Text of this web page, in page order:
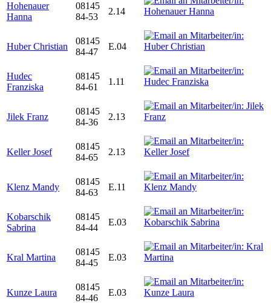
Hohenauer
Hanna
08145
84-53
2.14
Huber Christian
08145
84-47
E.04
Hudec
Franziska
08145
84-61
1.11
Jilek Franz
08145
84-36
2.13
Keller Josef
08145
84-65
2.13
Klenz Mandy
08145
84-63
E.11
Kobarschik
Sabrina
08145
84-44
E.03
Kral Martina
08145
84-45
E.03
Kunze Laura
08145
84-46
E.03